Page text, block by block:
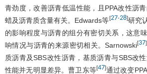
青劲度，改善沥青低温性能，且PPA改性沥
蜡及沥青质含量有关。Edwards等[27-28]研究
的影响程度与沥青的组分有密切关系，这意
响情况与沥青的来源密切相关。Sarnowski[37]
质沥青及SBS改性沥青，基质沥青与SBS改
性能并无明显差异。曹卫东等[47]通过改变